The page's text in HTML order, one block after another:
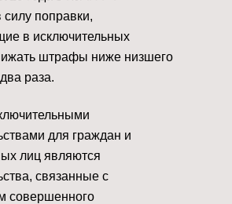
силу поправки,
в исключительных
штрафы ниже низшего
раза.
для граждан и
лиц являются
связанные с
совершенного